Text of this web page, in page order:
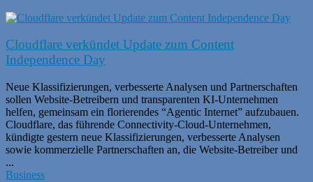
Cloudflare verkündet Update zum Content
Independence Day
Neue Klassifizierungen, verbesserte Analysen und Partnerschaften
sollen Website-Betreibern und transparenten KI-Unternehmen
helfen, gemeinsam ein florierendes “Agentic Internet” aufzubauen.
Cloudflare, das führende Connectivity-Cloud-Unternehmen,
kündigte gestern neue Klassifizierungen, verbesserte Analysen
sowie kommerzielle Partnerschaften an, die Website-Betreiber und
...
Business